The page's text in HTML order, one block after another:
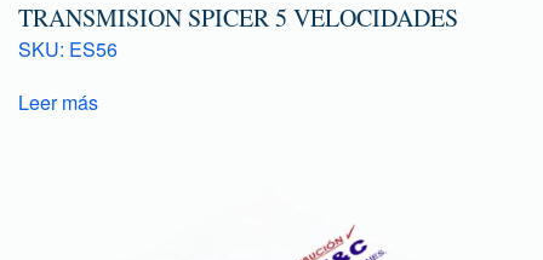
TRANSMISION SPICER 5 VELOCIDADES
SKU: ES56
Leer más